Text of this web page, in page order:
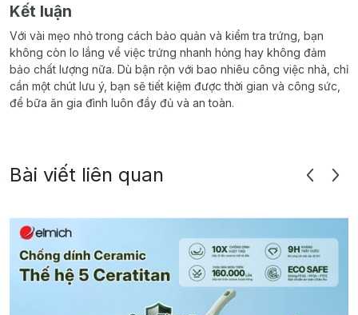
Kết luận
Với vài mẹo nhỏ trong cách bảo quản và kiểm tra trứng, bạn
không còn lo lắng về việc trứng nhanh hỏng hay không đảm
bảo chất lượng nữa. Dù bận rộn với bao nhiêu công việc nhà, chỉ
cần một chút lưu ý, bạn sẽ tiết kiệm được thời gian và công sức,
để bữa ăn gia đình luôn đầy đủ và an toàn.
Bài viết liên quan